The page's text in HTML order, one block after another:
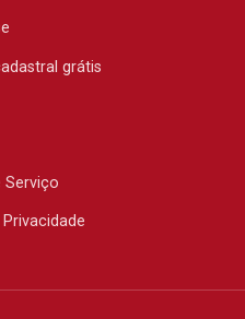
grátis
Serviço